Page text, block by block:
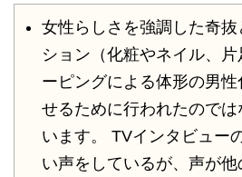
女性らしさを強調した奇抜
ション（化粧やネイル、
ーピングによる体形の男
せるために行われたので
います。 TVインタビュー
い声をしているが、声が